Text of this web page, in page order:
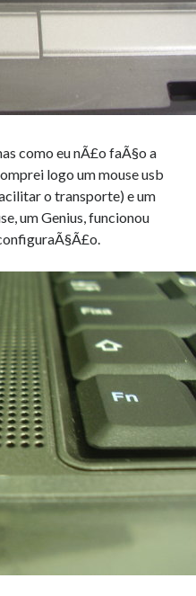
como eu nÃ£o faÃ§o a
logo um mouse usb
o transporte) e um
um Genius, funcionou